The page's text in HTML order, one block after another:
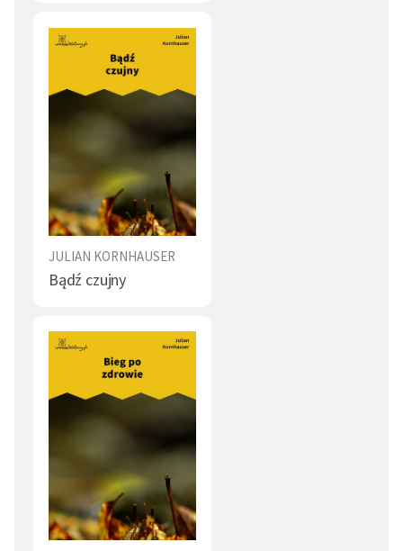
JULIAN KORNHAUSER
Bądź czujny